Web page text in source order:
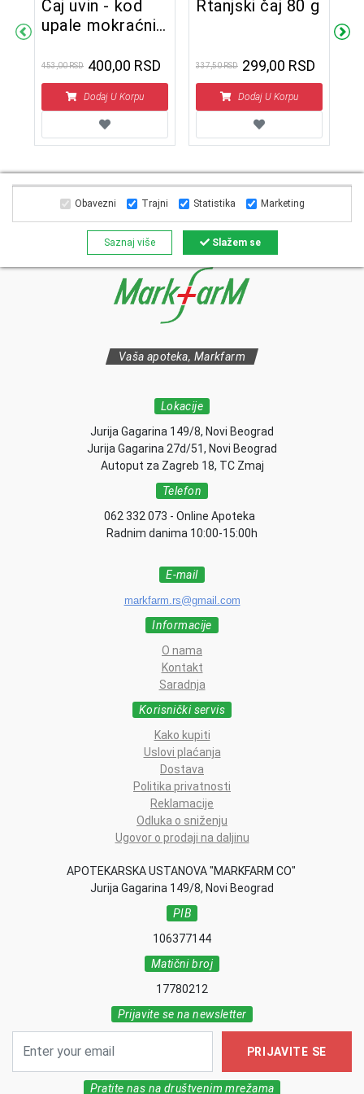
Čaj uvin - kod
upale mokraćnih
14) 50 g
453,00 RSD 400,00 RSD
Dodaj U Korpu
Rtanjski čaj 80 g
337,50 RSD 299,00 RSD
Dodaj U Korpu
Vaša apoteka, Markfarm
Lokacije
Jurija Gagarina 149/8, Novi Beograd
Jurija Gagarina 27d/51, Novi Beograd
Autoput za Zagreb 18, TC Zmaj
Telefon
062 332 073 - Online Apoteka
Radnim danima 10:00-15:00h
E-mail
markfarm.rs@gmail.com
Informacije
O nama
Kontakt
Saradnja
Korisnički servis
Kako kupiti
Uslovi plaćanja
Dostava
Politika privatnosti
Reklamacije
Odluka o sniženju
Ugovor o prodaji na daljinu
APOTEKARSKA USTANOVA "MARKFARM CO"
Jurija Gagarina 149/8, Novi Beograd
PIB
106377144
Matični broj
17780212
Prijavite se na newsletter
PRIJAVITE SE
Pratite nas na društvenim mrežama
Obavezni Trajni Statistika Marketing
Saznaj više Slažem se